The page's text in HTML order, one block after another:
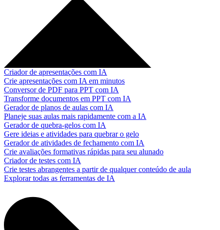
Criador de apresentações com IA
Crie apresentações com IA em minutos
Conversor de PDF para PPT com IA
Transforme documentos em PPT com IA
Gerador de planos de aulas com IA
Planeje suas aulas mais rapidamente com a IA
Gerador de quebra-gelos com IA
Gere ideias e atividades para quebrar o gelo
Gerador de atividades de fechamento com IA
Crie avaliações formativas rápidas para seu alunado
Criador de testes com IA
Crie testes abrangentes a partir de qualquer conteúdo de aula
Explorar todas as ferramentas de IA